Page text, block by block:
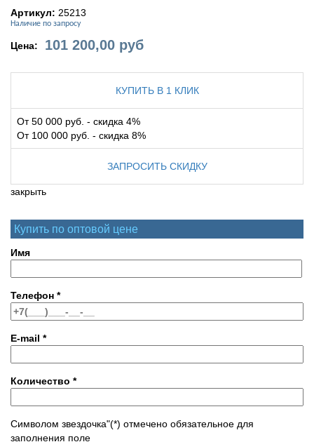
Артикул: 25213
Наличие по запросу
Цена: 101 200,00 руб
КУПИТЬ В 1 КЛИК
От 50 000 руб. - скидка 4%
От 100 000 руб. - скидка 8%
ЗАПРОСИТЬ СКИДКУ
закрыть
Купить по оптовой цене
Имя
Телефон *
E-mail *
Количество *
Символом звездочка"(*) отмечено обязательное для
заполнения поле